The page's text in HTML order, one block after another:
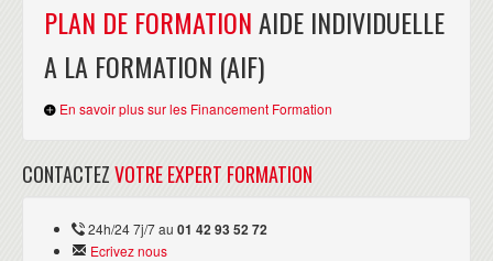
PLAN DE FORMATIONAIDE INDIVIDUELLE
A LA FORMATION (AIF)
En savoir plus sur les Financement Formation
CONTACTEZVOTRE EXPERT FORMATION
24h/24 7j/7 au 01 42 93 52 72
Ecrivez nous